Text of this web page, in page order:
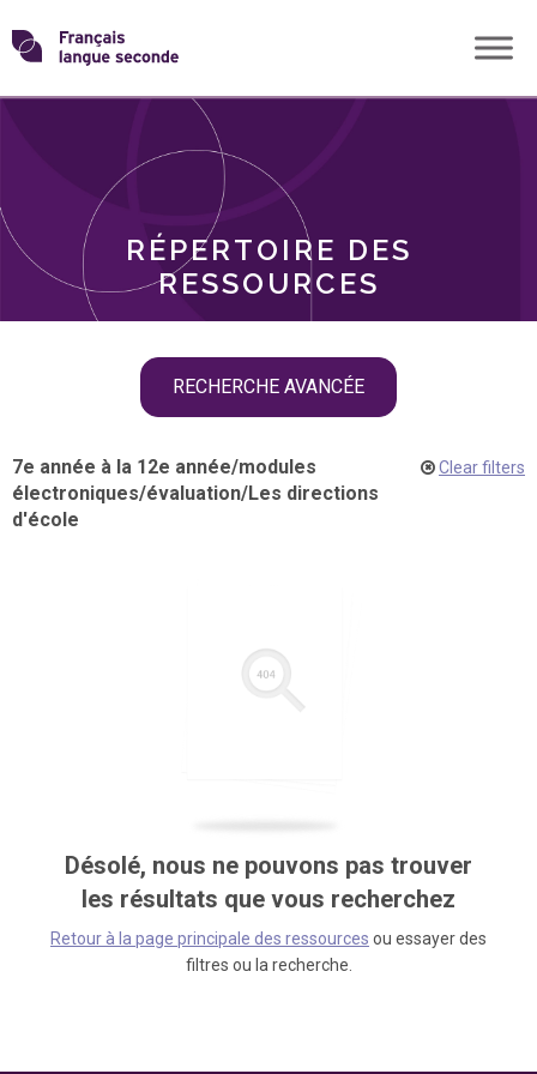
Skip
toTransformons
langue
RÉPERTOIRE DES
RESSOURCES
RECHERCHE AVANCÉE
THÈMES
7e année à la 12e année/modules
électroniques/évaluation/Les directions
d'école
Clear filters
Désolé, nous ne pouvons pas trouver
les résultats que vous recherchez
Retour à la page principale des ressources ou essayer des
filtres ou la recherche.